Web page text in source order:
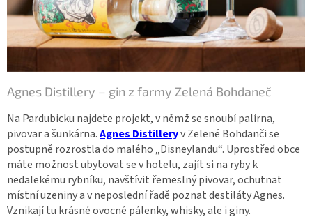
Agnes Distillery – gin z farmy Zelená Bohdaneč
Na Pardubicku najdete projekt, v němž se snoubí palírna,
pivovar a šunkárna.Agnes Distilleryv Zelené Bohdanči se
postupně rozrostla do malého „Disneylandu“. Uprostřed obce
máte možnost ubytovat se v hotelu, zajít si na ryby k
nedalekému rybníku, navštívit řemeslný pivovar, ochutnat
místní uzeniny a v neposlední řadě poznat destiláty Agnes.
Vznikají tu krásné ovocné pálenky, whisky, ale i giny.